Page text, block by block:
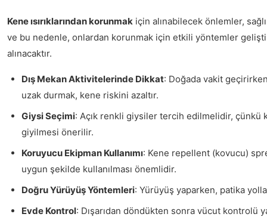
Kene ısırıklarından korunmak için alınabilecek önlemler,
ve bu nedenle, onlardan korunmak için etkili yöntemler
alınacaktır.
Dış Mekan Aktivitelerinde Dikkat: Doğada vakit
uzak durmak, kene riskini azaltır.
Giysi Seçimi: Açık renkli giysiler tercih edilmelidir, çünkü
giyilmesi önerilir.
Koruyucu Ekipman Kullanımı: Kene repellent (kovucu)
uygun şekilde kullanılması önemlidir.
Doğru Yürüyüş Yöntemleri: Yürüyüş yaparken, patika
Evde Kontrol: Dışarıdan döndükten sonra vücut kontrolü